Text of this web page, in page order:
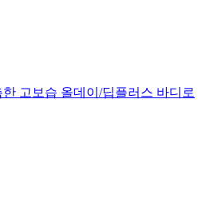
고보습 올데이/딥플러스 바디로